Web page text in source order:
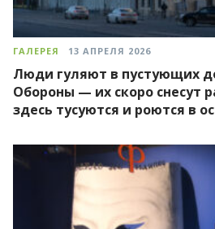
ГАЛЕРЕЯ 13 АПРЕЛЯ 2026
Люди гуляют в пустующих
Обороны — их скоро снесут
здесь тусуются и роются в